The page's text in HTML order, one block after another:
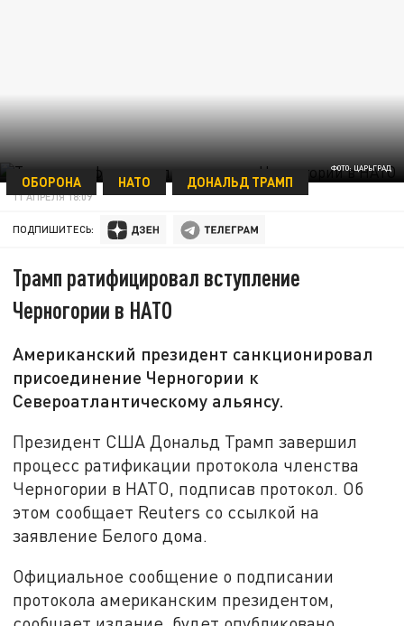
ФОТО: ЦАРЬГРАД
ОБОРОНА НАТО ДОНАЛЬД ТРАМП
11 АПРЕЛЯ 18:09
ПОДПИШИТЕСЬ:
Трамп ратифицировал вступление
Черногории в НАТО
Американский президент санкционировал
присоединение Черногории к
Североатлантическому альянсу.
Президент США Дональд Трамп завершил
процесс ратификации протокола членства
Черногории в НАТО, подписав протокол. Об
этом сообщает Reuters со ссылкой на
заявление Белого дома.
Официальное сообщение о подписании
протокола американским президентом,